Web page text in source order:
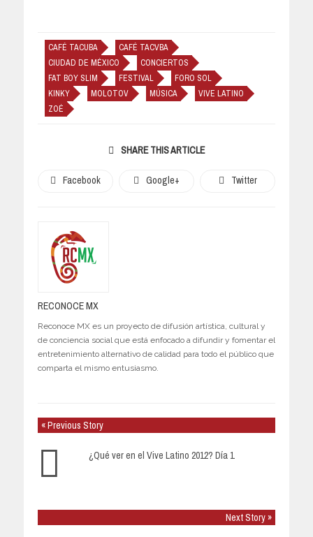
CAFÉ TACUBA
CAFÉ TACVBA
CIUDAD DE MÉXICO
CONCIERTOS
FAT BOY SLIM
FESTIVAL
FORO SOL
KINKY
MOLOTOV MÚSICA
VIVE LATINO
ZOÉ
SHARE THIS ARTICLE
Facebook Google+ Twitter
RECONOCE MX
Reconoce MX es un proyecto de difusión artística, cultural y
de conciencia social que está enfocado a difundir y fomentar el
entretenimiento alternativo de calidad para todo el público que
comparta el mismo entusiasmo.
« Previous Story
¿Qué ver en el Vive Latino 2012? Día 1
Next Story »